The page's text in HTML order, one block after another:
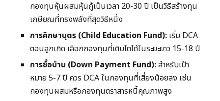
กองทุนหุ้นผสมหุ้นกู้เป็นเวลา 20-30 ปี เป็นวิธีสร้างทุน
เกษียณที่ทรงพลังที่สุดวิธีหนึ่ง
การศึกษาบุตร (Child Education Fund): เริ่ม DCA
ตอนลูกเกิด เลือกกองทุนที่เติบโตได้ในระยะยาว 15-18 ปี
การซื้อบ้าน (Down Payment Fund):สำหรับเป้า
หมาย 5-7 ปี ควร DCA ในกองทุนที่เสี่ยงน้อยลง เช่น
กองทุนผสมหรือกองทุนตราสารหนี้คุณภาพสูง